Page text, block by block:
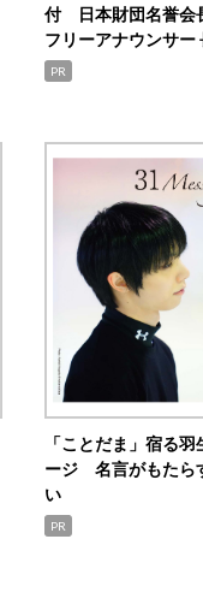
付 日本財団名誉会
フリーアナウンサー
PR
「ことだま」宿る
ージ 名言がもたら
い
PR